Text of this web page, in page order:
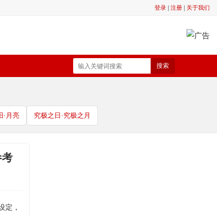
登录 注册 关于我们
搜索
·月亮 究极之日·究极之月
定，